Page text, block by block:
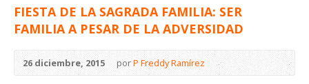
FIESTA DE LA SAGRADA FAMILIA: SER
FAMILIA A PESAR DE LA ADVERSIDAD
26 diciembre, 2015 porP Freddy Ramírez